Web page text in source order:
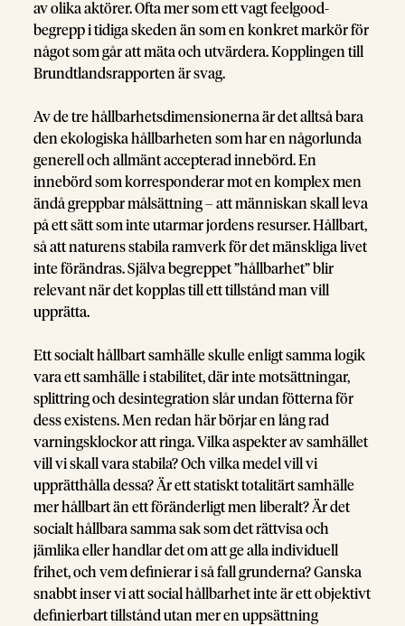
av olika aktörer. Ofta mer som ett vagt feelgood-
begrepp i tidiga skeden än som en konkret markör för
något som går att mäta och utvärdera. Kopplingen till
Brundtlandsrapporten är svag.
Av de tre hållbarhetsdimensionerna är det alltså bara
den ekologiska hållbarheten som har en någorlunda
generell och allmänt accepterad innebörd. En
innebörd som korresponderar mot en komplex men
ändå greppbar målsättning – att människan skall leva
på ett sätt som inte utarmar jordens resurser. Hållbart,
så att naturens stabila ramverk för det mänskliga livet
inte förändras. Själva begreppet ”hållbarhet” blir
relevant när det kopplas till ett tillstånd man vill
upprätta.
Ett socialt hållbart samhälle skulle enligt samma logik
vara ett samhälle i stabilitet, där inte motsättningar,
splittring och desintegration slår undan fötterna för
dess existens. Men redan här börjar en lång rad
varningsklockor att ringa. Vilka aspekter av samhället
vill vi skall vara stabila? Och vilka medel vill vi
upprätthålla dessa? Är ett statiskt totalitärt samhälle
mer hållbart än ett föränderligt men liberalt? Är det
socialt hållbara samma sak som det rättvisa och
jämlika eller handlar det om att ge alla individuell
frihet, och vem definierar i så fall grunderna? Ganska
snabbt inser vi att social hållbarhet inte är ett objektivt
definierbart tillstånd utan mer en uppsättning